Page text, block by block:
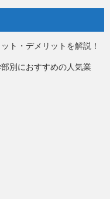
ト・デメリットを解説！
別におすすめの人気業